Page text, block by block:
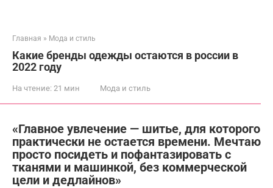
Главная » Мода и стиль
Какие бренды одежды остаются в россии в
2022 году
На чтение: 21 мин Мода и стиль
«Главное увлечение — шитье, для которого
практически не остается времени. Мечтаю
просто посидеть и пофантазировать с
тканями и машинкой, без коммерческой
цели и дедлайнов»